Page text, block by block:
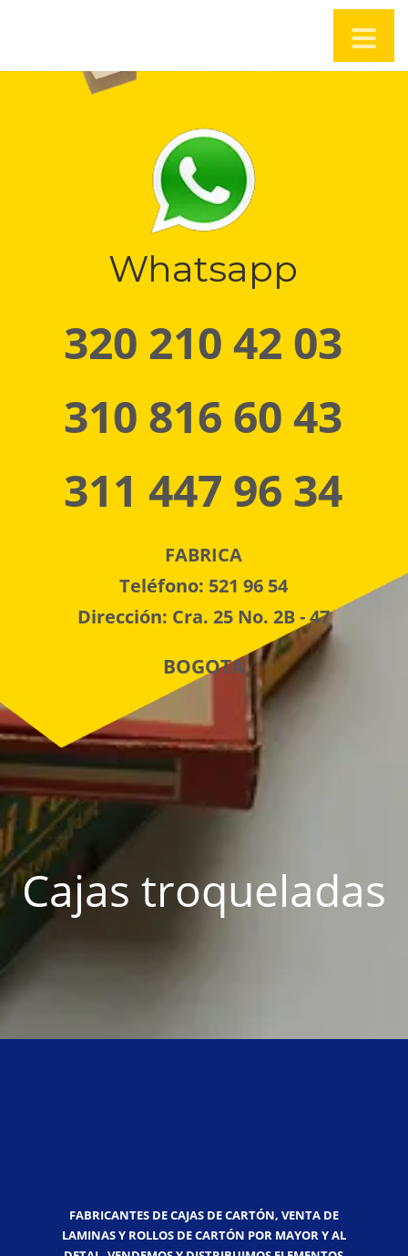
Whatsapp
320 210 42 03
310 816 60 43
311 447 96 34
FABRICA
Teléfono: 521 96 54
Dirección: Cra. 25 No. 2B - 47
BOGOTA
Cajas troqueladas
FABRICANTES DE CAJAS DE CARTÓN, VENTA DE
LAMINAS Y ROLLOS DE CARTÓN POR MAYOR Y AL